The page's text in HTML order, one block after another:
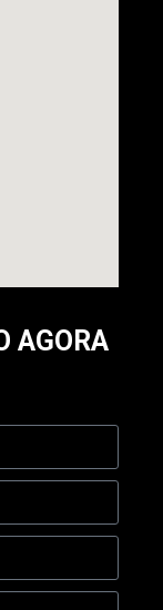
AGORA